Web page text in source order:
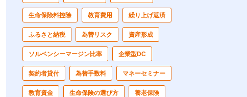
生命保険料控除 教育費用 繰り上げ返済
ふるさと納税 為替リスク 資産形成
ソルベンシーマージン比率 企業型DC
契約者貸付 為替手数料 マネーセミナー
教育資金 生命保険の選び方 養老保険